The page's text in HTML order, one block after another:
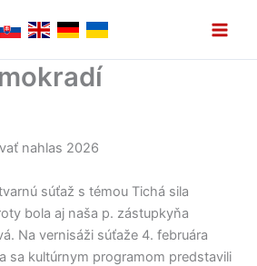
nahlas 2026
súťaž s témou Tichá sila
bola aj naša p. zástupkyňa
Na vernisáži súťaže 4. februára
sa kultúrnym programom predstavili